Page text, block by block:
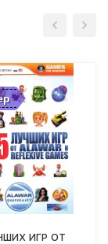
ИГР ОТ